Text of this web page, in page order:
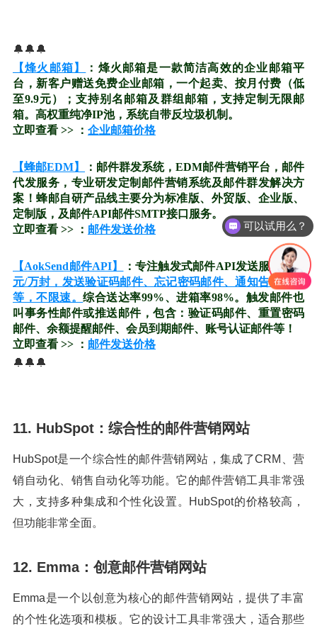
🔔🔔🔔
【烽火邮箱】
：烽火邮箱是一款简洁高效的企业邮箱平
台，新客户赠送免费企业邮箱，一个起卖、按月付费（低
至9.9元）；支持别名邮箱及群组邮箱，支持定制无限邮
箱。高权重纯净IP池，系统自带反垃圾机制。
立即查看 >> ： 企业邮箱价格
【蜂邮EDM】
：邮件群发系统，EDM邮件营销平台，邮件
代发服务，专业研发定制邮件营销系统及邮件群发解决方
案！蜂邮自研产品线主要分为标准版、外贸版、企业版、
定制版，及邮件API邮件SMTP接口服务。
立即查看 >> ： 邮件发送价格
【AokSend邮件API】 ：专注触发式邮件API发送服务。15
元/万封，发送验证码邮件、忘记密码邮件、通知告警邮件
等，不限速。综合送达率99%、进箱率98%。触发邮件也
叫事务性邮件或推送邮件，包含：验证码邮件、重置密码
邮件、余额提醒邮件、会员到期邮件、账号认证邮件等！
立即查看 >> ： 邮件发送价格
🔔🔔🔔
11. HubSpot：综合性的邮件营销网站
HubSpot是一个综合性的邮件营销网站，集成了CRM、营
销自动化、销售自动化等功能。它的邮件营销工具非常强
大，支持多种集成和个性化设置。HubSpot的价格较高，
但功能非常全面。
12. Emma：创意邮件营销网站
Emma是一个以创意为核心的邮件营销网站，提供了丰富
的个性化选项和模板。它的设计工具非常强大，适合那些
可以试用么？